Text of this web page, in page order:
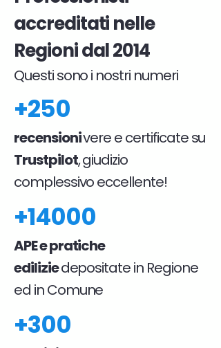
accreditati nelle
Regioni dal 2014
Questi sono i nostri numeri
+250
recensionivere e certificate su
Trustpilot, giudizio
complessivo eccellente!
+14000
APE e pratiche
ediliziedepositate in Regione
ed in Comune
+300